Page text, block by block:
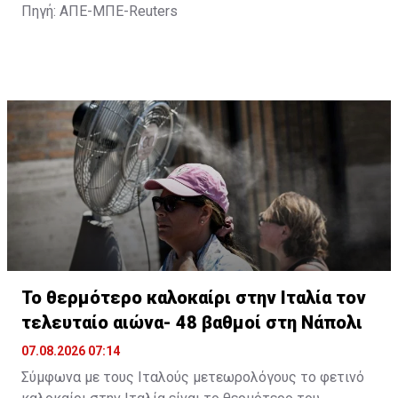
Πηγή: ΑΠΕ-ΜΠΕ-Reuters
Το θερμότερο καλοκαίρι στην Ιταλία τον
τελευταίο αιώνα- 48 βαθμοί στη Νάπολι
07.08.2026 07:14
Σύμφωνα με τους Ιταλούς μετεωρολόγους το φετινό